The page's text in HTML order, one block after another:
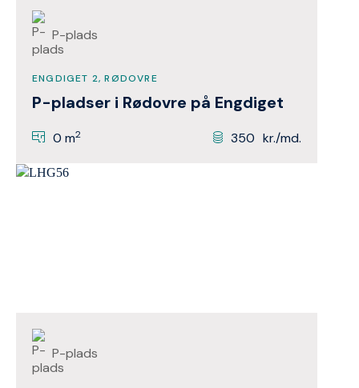
P-plads
ENGDIGET 2, RØDOVRE
P-pladser i Rødovre på Engdiget
0 m2 350 kr./md.
P-plads